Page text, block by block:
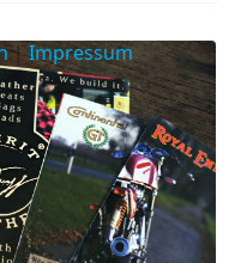
|Impressum